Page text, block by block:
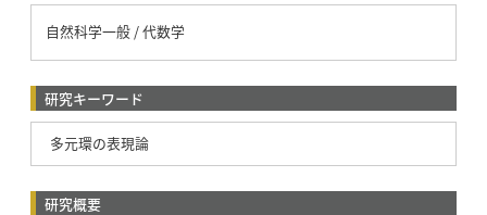
自然科学一般 / 代数学
研究キーワード
多元環の表現論
研究概要